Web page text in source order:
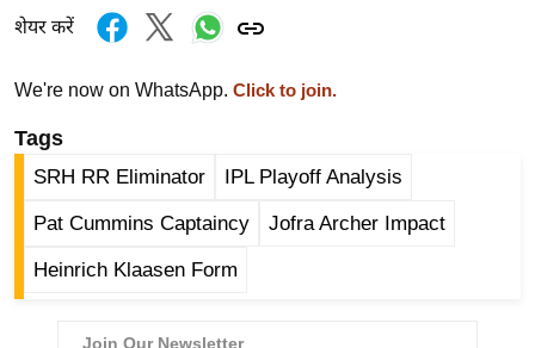
इ
स्टा
ल
टे
जी
शेयर करें
We're now on WhatsApp. Click to join.
Tags
SRH RR Eliminator IPL Playoff Analysis
Pat Cummins Captaincy Jofra Archer Impact
Heinrich Klaasen Form